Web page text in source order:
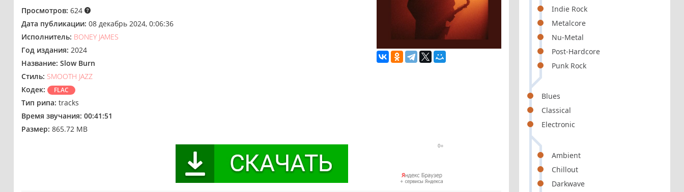
Indie Rock
Metalcore
Nu-Metal
Post-Hardcore
Punk Rock
Blues
Classical
Electronic
Ambient
Chillout
Darkwave
Просмотров: 624
Дата публикации: 08 декабрь 2024, 0:06:36
Исполнитель: BONEY JAMES
Год издания: 2024
Название: Slow Burn
Стиль: SMOOTH JAZZ
Кодек:
FLAC
Тип рипа: tracks
Время звучания: 00:41:51
Размер: 865.72 MB